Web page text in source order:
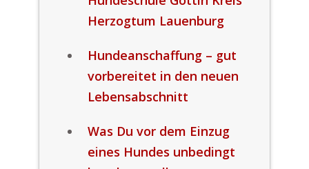
Herzogtum Lauenburg
Hundeanschaffung – gut
vorbereitet in den neuen
Lebensabschnitt
Was Du vor dem Einzug
eines Hundes unbedingt